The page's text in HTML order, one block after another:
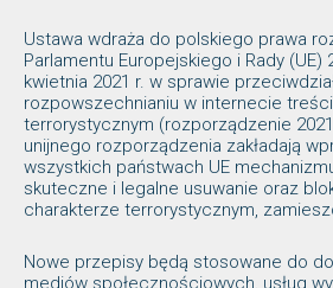
Ustawa wdraża do polskiego prawa
Parlamentu Europejskiego i Rady (UE)
kwietnia 2021 r. w sprawie
rozpowszechnianiu w internecie
terrorystycznym (rozporządzenie
unijnego rozporządzenia zakładają
wszystkich państwach UE
skuteczne i legalne usuwanie oraz
charakterze terrorystycznym,
Nowe przepisy będą stosowane do
mediów społecznościowych, usług